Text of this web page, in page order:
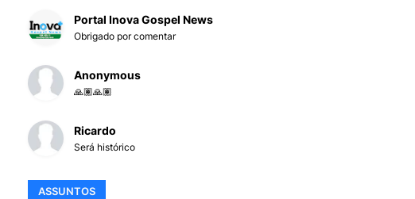
Portal Inova Gospel News
Obrigado por comentar
Anonymous
🙏🏽🙏🏽
Ricardo
Será histórico
ASSUNTOS